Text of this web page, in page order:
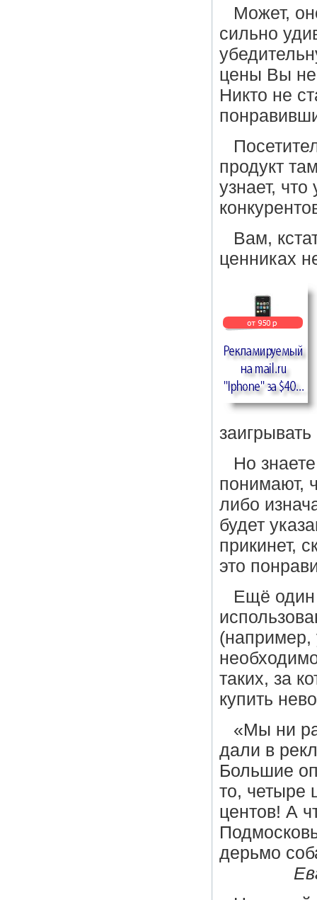
Может,
сильно
цены Вы не
Никто не
продукт
узнает,
Вам,
ценниках
Но
понимают,
либо
будет
прикинет,
это
Ещё один
(например,
таких, за
купить
«Мы ни
дали в
Большие
то, четыре
центов! А
дерьмо
Евгений